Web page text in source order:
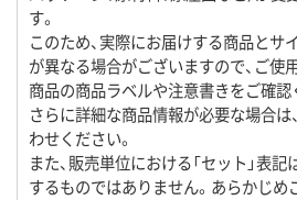
す。
このため、実際にお届けする商品とサ
が異なる場合がございますので、ご使
商品の商品ラベルや注意書きをご確認
さらに詳細な商品情報が必要な場合は
わせください。
また、販売単位における「セット」表
するものではありません。あらかじめ